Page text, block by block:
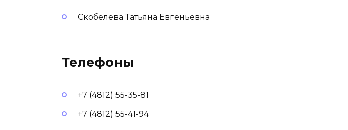
Скобелева Татьяна Евгеньевна
Телефоны
+7 (4812) 55-35-81
+7 (4812) 55-41-94